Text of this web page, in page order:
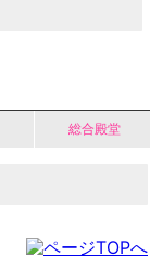
総合殿堂